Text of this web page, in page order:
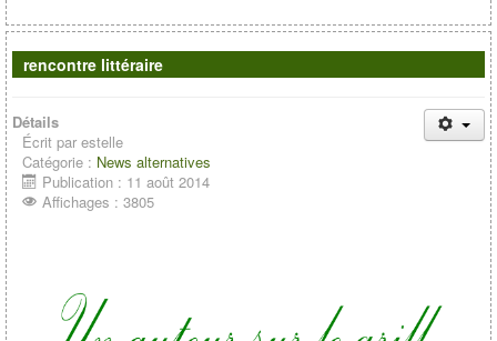
rencontre littéraire
Détails
Écrit par estelle
Catégorie : News alternatives
Publication : 11 août 2014
Affichages : 3805